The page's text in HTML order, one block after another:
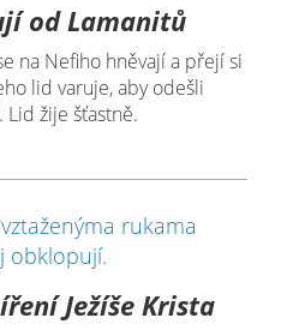
od Lamanitů
na Nefiho hněvají a přejí si
lid varuje, aby odešli
Lid žije šťastně.
Ježíše Krista